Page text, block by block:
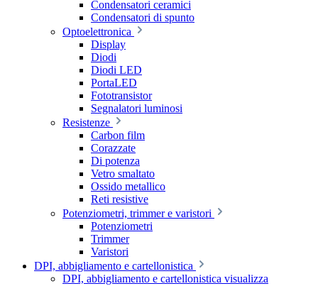
Condensatori ceramici
Condensatori di spunto
Optoelettronica
Display
Diodi
Diodi LED
PortaLED
Fototransistor
Segnalatori luminosi
Resistenze
Carbon film
Corazzate
Di potenza
Vetro smaltato
Ossido metallico
Reti resistive
Potenziometri, trimmer e varistori
Potenziometri
Trimmer
Varistori
DPI, abbigliamento e cartellonistica
DPI, abbigliamento e cartellonistica visualizza